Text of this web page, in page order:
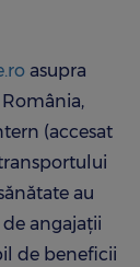
asupra
(accesat
au
angajații
de beneficii